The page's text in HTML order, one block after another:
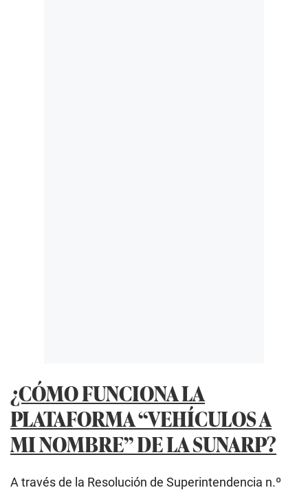
¿CÓMO FUNCIONA LA
PLATAFORMA “VEHÍCULOS A
MI NOMBRE” DE LA SUNARP?
A través de la Resolución de Superintendencia n.º